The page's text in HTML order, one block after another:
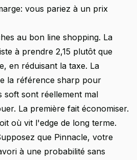
vous pariez à un prix
au bon line shopping. La
à prendre 2,15 plutôt que
en réduisant la taxe. La
la référence sharp pour
soft sont réellement mal
La première fait économiser.
où vit l'edge de long terme.
que Pinnacle, votre
à une probabilité sans